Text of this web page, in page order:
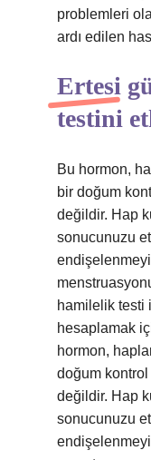
problemleri
ardı edilen
Ertesi
testini
Bu hormon,
bir doğum
değildir. Hap
sonucunuzu
hamilelik testi
hesaplamak
hormon,
doğum kontrol
değildir. Hap
sonucunuzu